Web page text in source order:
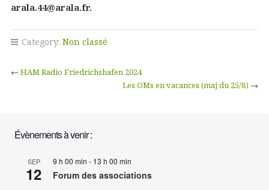
arala.44@arala.fr.
Category: Non classé
← HAM Radio Friedrichshafen 2024
Les OMs en vacances (maj du 25/8) →
Évènements à venir :
SEP
12
9 h 00 min - 13 h 00 min
Forum des associations